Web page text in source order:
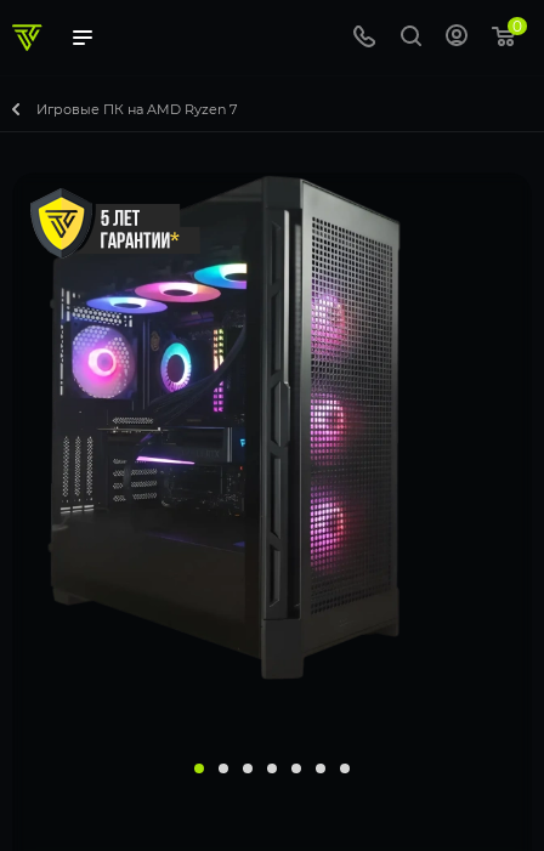
0
Игровые ПК на AMD Ryzen 7